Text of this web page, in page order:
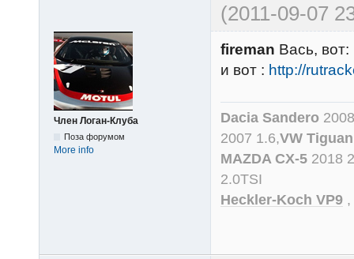
(2011-09-07
Член Логан-Клуба
Поза форумом
More info
fireman Вась, вот:
и вот : http://
Dacia Sandero
2007 1.6,VW
MAZDA CX-5 2018
2.0TSI
Heckler-Koch VP9 ,